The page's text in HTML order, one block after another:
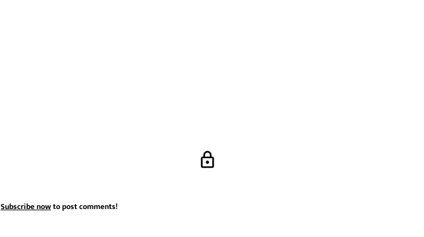
lock
Subscribe nowto post comments!